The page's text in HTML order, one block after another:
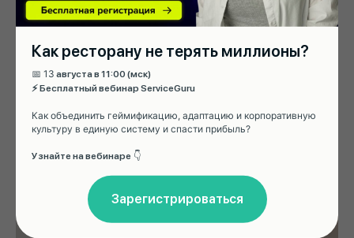
Как ресторану не терять миллионы?
📅 13 августа в 11:00 (мск)
⚡ Бесплатный вебинар ServiceGuru
Как объединить геймификацию, адаптацию и корпоративную
культуру в единую систему и спасти прибыль?
Узнайте на вебинаре 👇
Зарегистрироваться